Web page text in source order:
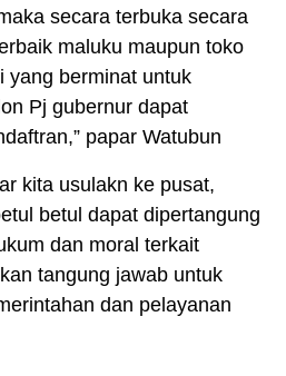
secara terbuka secara
maluku maupun toko
yang berminat untuk
Pj gubernur dapat
papar Watubun
kita usulakn ke pusat,
betul dapat dipertangung
dan moral terkait
tangung jawab untuk
dan pelayanan